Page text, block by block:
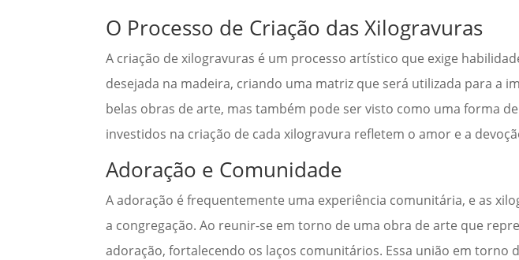
O Processo de Criação das Xilogravuras
A criação de xilogravuras é um processo artístico que exige
desejada na madeira, criando uma matriz que será utilizada para a
belas obras de arte, mas também pode ser visto como uma forma
investidos na criação de cada xilogravura refletem o amor e a
Adoração e Comunidade
A adoração é frequentemente uma experiência comunitária, e as
a congregação. Ao reunir-se em torno de uma obra de arte que
adoração, fortalecendo os laços comunitários. Essa união em torno